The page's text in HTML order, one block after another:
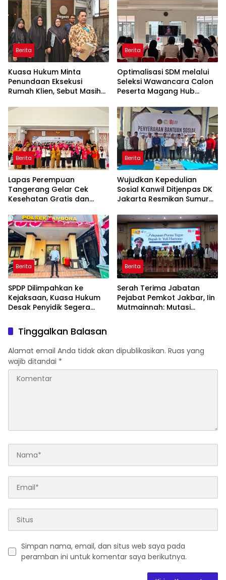
Berita
Kuasa Hukum Minta
Penundaan Eksekusi
Rumah Klien, Sebut Masih
Hukum yang Berjalan
Berita
Optimalisasi SDM melalui
Seleksi Wawancara Calon
Peserta Magang Hub
2026
Berita
Lapas Perempuan
Tangerang Gelar Cek
Kesehatan Gratis dan
DNA bagi Petugas dan
Warga Binaan
Berita
Wujudkan Kepedulian
Sosial Kanwil Ditjenpas DK
Jakarta Resmikan Sumur
Berita
SPDP Dilimpahkan ke
Kejaksaan, Kuasa Hukum
Desak Penyidik Segera
Pengeroyokan
Berita
Serah Terima Jabatan
Pejabat Pemkot Jakbar, Iin
Mutmainnah: Mutasi
Tinggalkan Balasan
Alamat email Anda tidak akan dipublikasikan. Ruas yang
wajib ditandai *
Simpan nama, email, dan situs web saya pada
peramban ini untuk komentar saya berikutnya.